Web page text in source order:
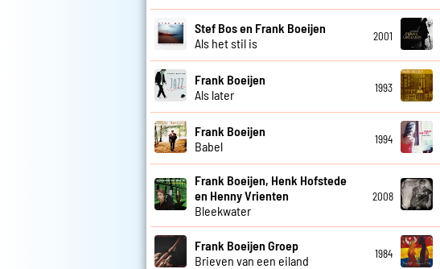
Stef Bos en Frank Boeijen
Als het stil is
2001
Frank Boeijen
Als later
1993
Frank Boeijen
Babel
1994
Frank Boeijen, Henk Hofstede
en Henny Vrienten
Bleekwater
2008
Frank Boeijen Groep
Brieven van een eiland
1984